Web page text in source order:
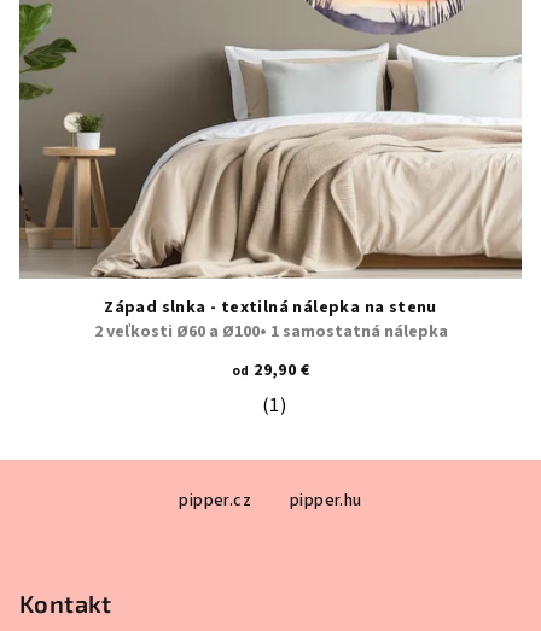
Západ slnka - textilná nálepka na stenu
2 veľkosti Ø60 a Ø100• 1 samostatná nálepka
od 29,90 €
Priemerné hodnotenie produktu
(1)
pipper.cz pipper.hu
Kontakt